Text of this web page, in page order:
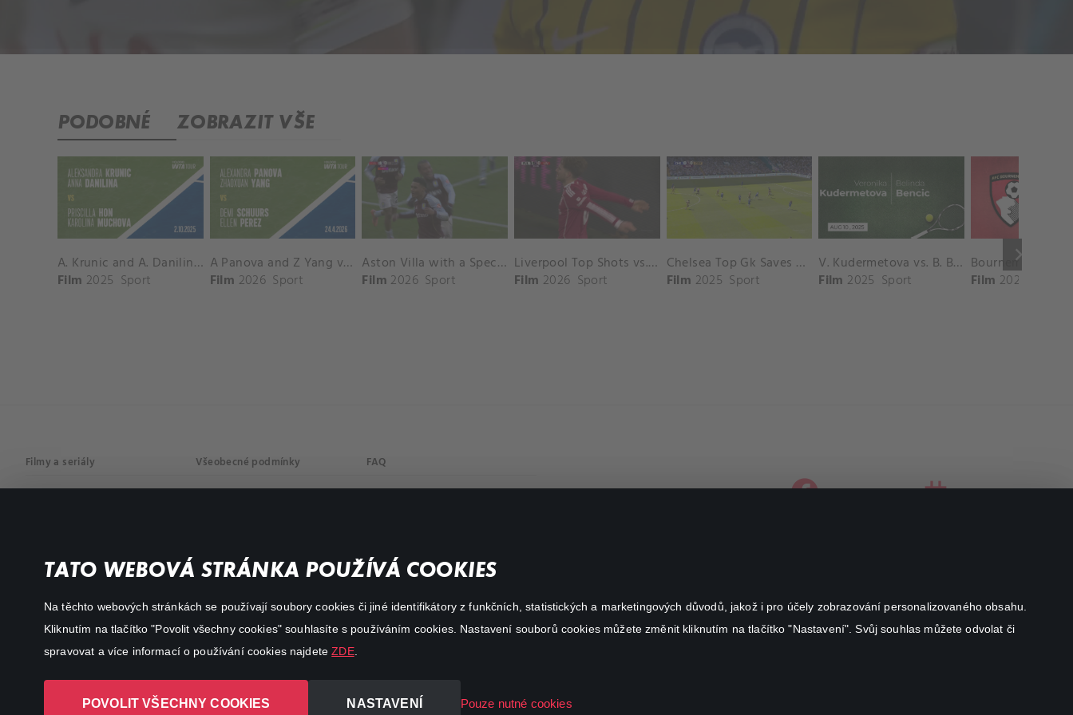
TATO WEBOVÁ STRÁNKA POUŽÍVÁ COOKIES
Na těchto webových stránkách se používají soubory cookies či jiné identifikátory z funkčních, statistických a marketingových důvodů, jakož i pro účely zobrazování personalizovaného obsahu.
Kliknutím na tlačítko "Povolit všechny cookies" souhlasíte s používáním cookies. Nastavení souborů cookies můžete změnit kliknutím na tlačítko "Nastavení". Svůj souhlas můžete odvolat či
spravovat a více informací o používání cookies najdeteZDE.
POVOLIT VŠECHNY COOKIES NASTAVENÍ Pouze nutné cookies
PODOBNÉ ZOBRAZIT VŠE
keyboard_arrow_right
A. Krunic and A. Danilina vs. P. Hon and K. Muchova Match Highlights - BEIJING_Capital Group Diamond ( October 02, 2025)
Film 2025 Sport
A Panova and Z Yang vs D Schuurs and E Perez Match Highlights - MADRID_Court 8 ( April 24, 2026)
Film 2026 Sport
Aston Villa with a Spectacular Goal vs. Nottingham Forest
Film 2026 Sport
Liverpool Top Shots vs. Fulham
Film 2026 Sport
Chelsea Top Gk Saves vs. Crystal Palace
Film 2025 Sport
V. Kudermetova vs. B. Bencic Match Highlights - CINCINNATI_Champions Court ( August 10, 2025)
Film 2025 Sport Film 2025
Filmy a seriály
Akční
Všeobecné podmínky FAQ
facebookinstagram
Canal+ Luxembourg S. à r.l. se sídlem Rue Albert Borschette 4,